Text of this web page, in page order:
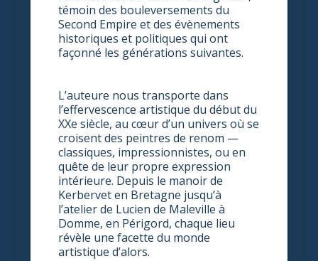
témoin des bouleversements du
Second Empire et des évènements
historiques et politiques qui ont
façonné les générations suivantes.
L’auteure nous transporte dans
l’effervescence artistique du début du
XXe siècle, au cœur d’un univers où se
croisent des peintres de renom —
classiques, impressionnistes, ou en
quête de leur propre expression
intérieure. Depuis le manoir de
Kerbervet en Bretagne jusqu’à
l’atelier de Lucien de Maleville à
Domme, en Périgord, chaque lieu
révèle une facette du monde
artistique d’alors.